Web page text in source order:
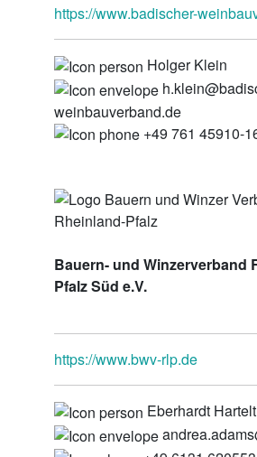
https://www.badischer-
Holger Klein
weinbauverband.de
+49 761 45910-
Bauern- und Winzerverband
Pfalz Süd e.V.
https://www.bwv-rlp.de
Eberhardt Hartelt